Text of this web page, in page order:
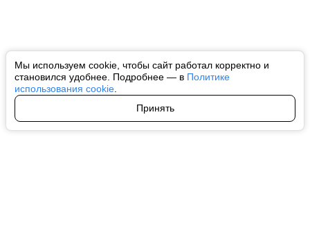
Мы используем cookie, чтобы сайт работал корректно и
становился удобнее. Подробнее — в Политике
использования cookie
Принять